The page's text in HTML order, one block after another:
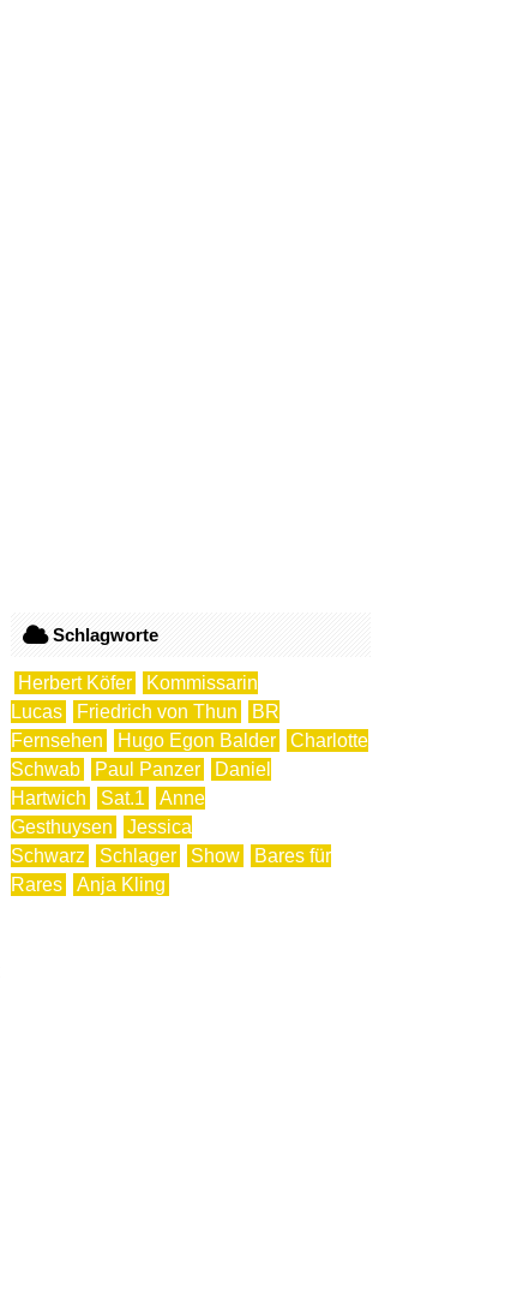
Schlagworte
Herbert Köfer
Kommissarin
Lucas
Friedrich von Thun
BR
Fernsehen
Hugo Egon Balder
Charlotte
Schwab
Paul Panzer
Daniel
Hartwich
Sat.1
Anne
Gesthuysen
Jessica
Schwarz
Schlager Show
Bares für
Rares
Anja Kling